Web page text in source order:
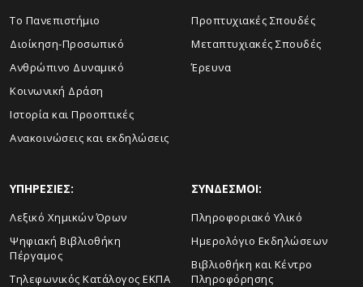
Το Πανεπιστήμιο
Διοίκηση-Προσωπικό
Ανθρώπινο Δυναμικό
Κοινωνική Δράση
Ιστορία και Προοπτικές
Ανακοινώσεις και εκδηλώσεις
Προπτυχιακές Σπουδές
Μεταπτυχιακές Σπουδές
Έρευνα
ΥΠΗΡΕΣΙΕΣ:
Λεξικό Χημικών Όρων
Ψηφιακή Βιβλιοθήκη
Πέργαμος
Τηλεφωνικός Κατάλογος ΕΚΠΑ
ΣΥΝΔΕΣΜΟΙ:
Πληροφοριακό Υλικό
Ημερολόγιο Εκδηλώσεων
Βιβλιοθήκη και Κέντρο
Πληροφόρησης